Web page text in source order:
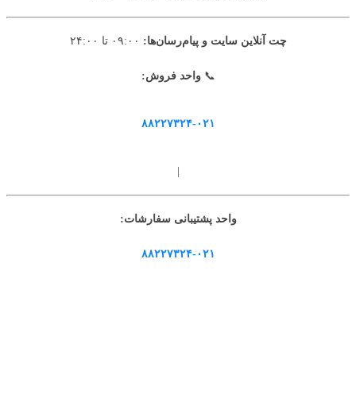
چت آنلاین سایت و پیام‌رسان‌ها:
📞واحد فروش:
۸۸۲۲۷۳۲۴-۰۲۱
واحد پشتیبانی سفارشات:
۸۸۲۲۷۳۲۴-۰۲۱